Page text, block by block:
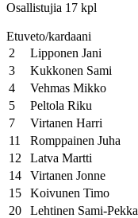
Osallistujia 17 kpl
Etuveto/kardaani
2
Lipponen Jani
3
Kukkonen Sami
4
Vehmas Mikko
5
Peltola Riku
7
Virtanen Harri
11
Romppainen Juha
12
Latva Martti
14
Virtanen Jonne
15
Koivunen Timo
20
Lehtinen Sami-Pekka